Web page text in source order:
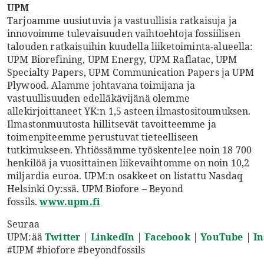
UPM
Tarjoamme uusiutuvia ja vastuullisia ratkaisuja ja
innovoimme tulevaisuuden vaihtoehtoja fossiilisen
talouden ratkaisuihin kuudella liiketoiminta-alueella:
UPM Biorefining, UPM Energy, UPM Raflatac, UPM
Specialty Papers, UPM Communication Papers ja UPM
Plywood. Alamme johtavana toimijana ja
vastuullisuuden edelläkävijänä olemme
allekirjoittaneet YK:n 1,5 asteen ilmastositoumuksen.
Ilmastonmuutosta hillitsevät tavoitteemme ja
toimenpiteemme perustuvat tieteelliseen
tutkimukseen. Yhtiössämme työskentelee noin 18 700
henkilöä ja vuosittainen liikevaihtomme on noin 10,2
miljardia euroa. UPM:n osakkeet on listattu Nasdaq
Helsinki Oy:ssä. UPM Biofore – Beyond
fossils.www.upm.fi
Seuraa
UPM:ääTwitter | LinkedIn | Facebook|YouTube |
#UPM #biofore #beyondfossils